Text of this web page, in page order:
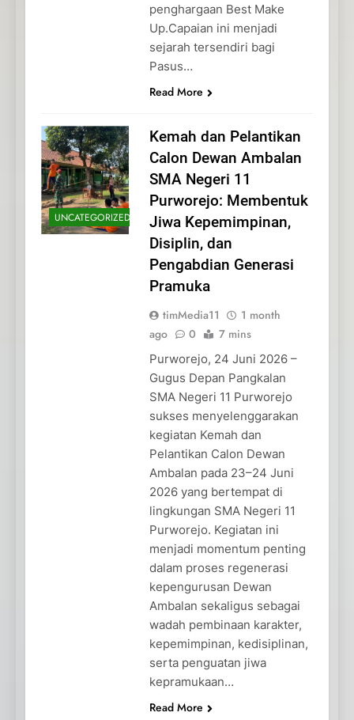
penghargaan Best Make
Up.Capaian ini menjadi
sejarah tersendiri bagi
Pasus…
Read More
UNCATEGORIZED
Kemah dan Pelantikan
Calon Dewan Ambalan
SMA Negeri 11
Purworejo: Membentuk
Jiwa Kepemimpinan,
Disiplin, dan
Pengabdian Generasi
Pramuka
timMedia11
1 month
ago
0 7 mins
Purworejo, 24 Juni 2026 –
Gugus Depan Pangkalan
SMA Negeri 11 Purworejo
sukses menyelenggarakan
kegiatan Kemah dan
Pelantikan Calon Dewan
Ambalan pada 23–24 Juni
2026 yang bertempat di
lingkungan SMA Negeri 11
Purworejo. Kegiatan ini
menjadi momentum penting
dalam proses regenerasi
kepengurusan Dewan
Ambalan sekaligus sebagai
wadah pembinaan karakter,
kepemimpinan, kedisiplinan,
serta penguatan jiwa
kepramukaan…
Read More